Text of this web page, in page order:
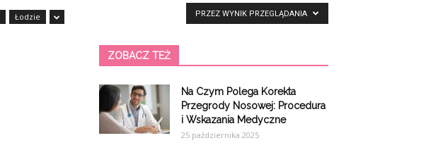
Łodzie PRZEZ WYNIK PRZEGLĄDANIA
ZOBACZ TEŻ
Na Czym Polega Korekta
Przegrody Nosowej: Procedura
i Wskazania Medyczne
25 października 2025